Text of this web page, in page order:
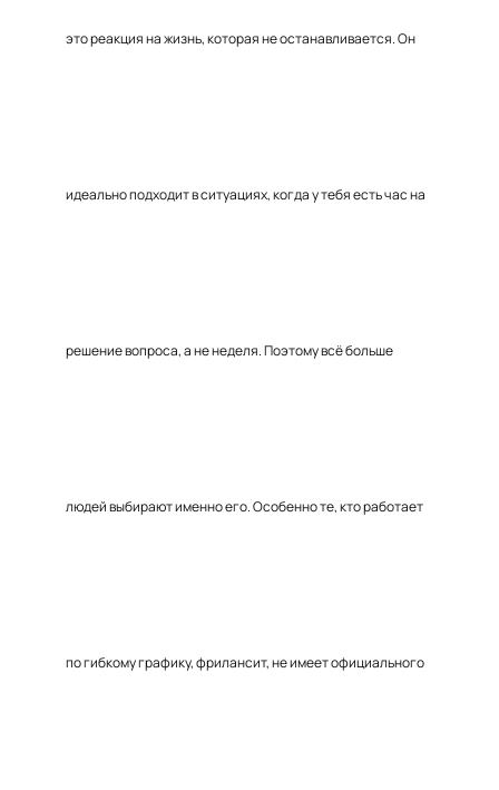
это реакция на жизнь, которая не останавливается. Он
идеально подходит в ситуациях, когда у тебя есть час на
решение вопроса, а не неделя. Поэтому всё больше
людей выбирают именно его. Особенно те, кто работает
по гибкому графику, фрилансит, не имеет официального